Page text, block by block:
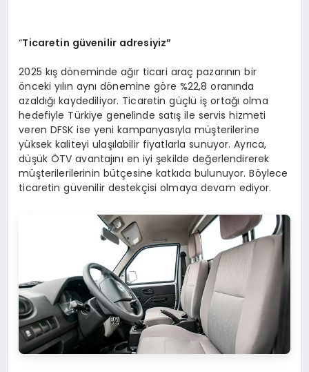
“Ticaretin güvenilir adresiyiz”
2025 kış döneminde ağır ticari araç pazarının bir
önceki yılın aynı dönemine göre %22,8 oranında
azaldığı kaydediliyor. Ticaretin güçlü iş ortağı olma
hedefiyle Türkiye genelinde satış ile servis hizmeti
veren DFSK ise yeni kampanyasıyla müşterilerine
yüksek kaliteyi ulaşılabilir fiyatlarla sunuyor. Ayrıca,
düşük ÖTV avantajını en iyi şekilde değerlendirerek
müşterilerilerinin bütçesine katkıda bulunuyor. Böylece
ticaretin güvenilir destekçisi olmaya devam ediyor.